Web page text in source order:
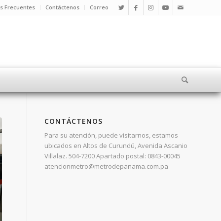
Frecuentes Contáctenos Correo
CONTÁCTENOS
Para su atención, puede visitarnos, estamos
ubicados en Altos de Curundú, Avenida Ascanio
Villalaz. 504-7200 Apartado postal: 0843-00045
atencionmetro@metrodepanama.com.pa